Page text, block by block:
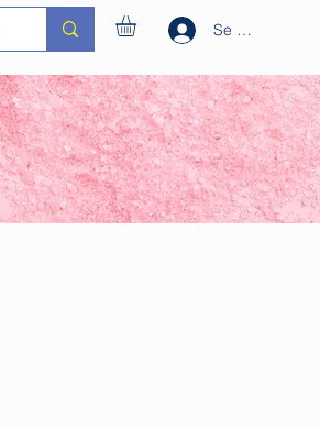
Se connecter